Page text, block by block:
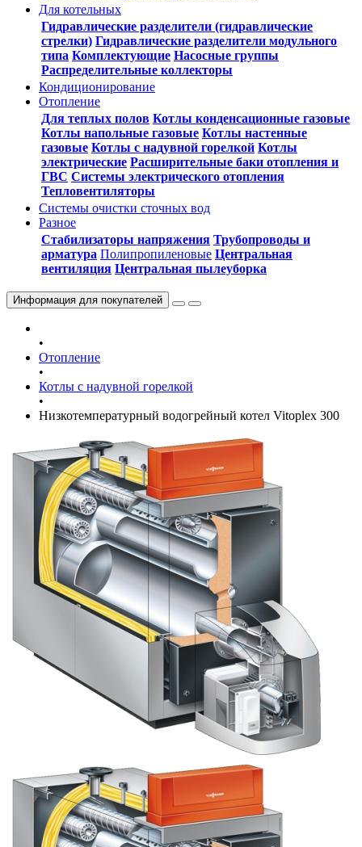
Для котельных
Гидравлические разделители (гидравлические
стрелки) Гидравлические разделители модульного
типа Комплектующие Насосные группы
Распределительные коллекторы
Кондиционирование
Отопление
Для теплых полов Котлы конденсационные газовые
Котлы напольные газовые Котлы настенные
газовые Котлы с надувной горелкой Котлы
электрические Расширительные баки отопления и
ГВС Системы электрического отопления
Тепловентиляторы
Системы очистки сточных вод
Разное
Стабилизаторы напряжения Трубопроводы и
арматура Полипропиленовые Центральная
вентиляция Центральная пылеуборка
Информация для покупателей
•
Отопление
•
Котлы с надувной горелкой
•
Низкотемпературный водогрейный котел Vitoplex 300